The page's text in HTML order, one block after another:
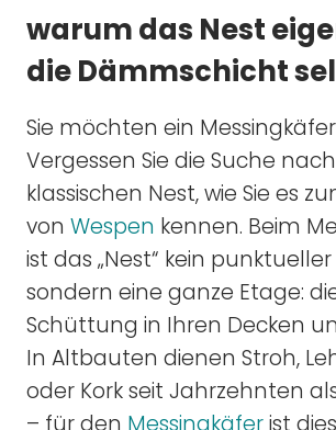
warum das Nest
die Dämmschicht
Sie möchten ein
Vergessen Sie die Suche
klassischen Nest, wie Sie es
von Wespen kennen. Beim
ist das „Nest“ kein
sondern eine ganze Etage:
Schüttung in Ihren Decken
In Altbauten dienen Stroh,
oder Kork seit Jahrzehnten